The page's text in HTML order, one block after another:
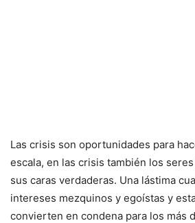
Las crisis son oportunidades para
escala, en las crisis también los
sus caras verdaderas. Una lástima
intereses mezquinos y egoístas y
convierten en condena para los más